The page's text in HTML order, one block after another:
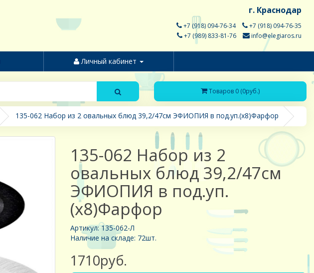
г. Краснодар
+7 (918) 094-76-34
+7 (918) 094-76-35
+7 (989) 833-81-76
info@elegiaros.ru
Личный кабинет
Товаров 0 (0руб.)
135-062 Набор из 2 овальных блюд 39,2/47см ЭФИОПИЯ в под.уп.(х8)Фарфор
135-062 Набор из 2
овальных блюд 39,2/47см
ЭФИОПИЯ в под.уп.
(х8)Фарфор
Артикул: 135-062-Л
Наличие на складе: 72шт.
1710руб.